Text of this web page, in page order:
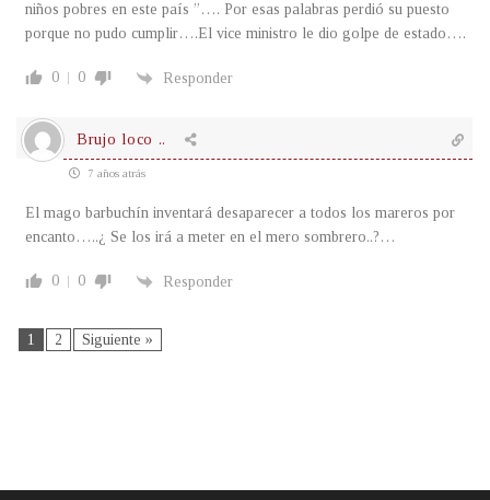
niños pobres en este país ”…. Por esas palabras perdió su puesto
porque no pudo cumplir….El vice ministro le dio golpe de estado….
0 0 Responder
Brujo loco ..
7 años atrás
El mago barbuchín inventará desaparecer a todos los mareros por
encanto…..¿ Se los irá a meter en el mero sombrero..?…
0 0 Responder
1 2 Siguiente »